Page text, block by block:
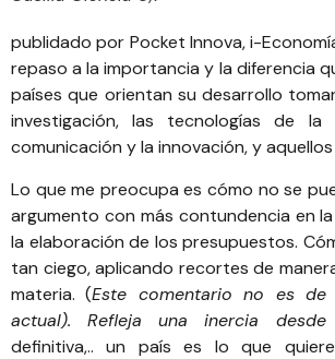
publidado por Pocket Innova,i-
repaso a la importancia y la diferencia
países que orientan su desarrollo
investigación, las tecnologías de la
comunicación y la innovación, y
Lo que me preocupa es cómo no se
argumento con más contundencia en
la elaboración de los presupuestos.
tan ciego, aplicando recortes de
materia. (Este comentario no es
actual). Refleja una inercia
definitiva,.. un país es lo que